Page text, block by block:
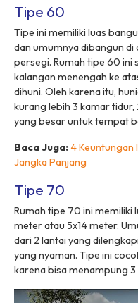
Tipe 60
Tipe ini memiliki luas
dan umumnya dibangun di
persegi. Rumah tipe 60 ini
kalangan menengah ke
dihuni. Oleh karena itu,
kurang lebih 3 kamar
yang besar untuk tempat
Baca Juga:4 Keuntungan
Jangka Panjang
Tipe 70
Rumah tipe 70 ini memiliki
meter atau 5x14 meter.
dari 2 lantai yang
yang nyaman. Tipe ini
karena bisa menampung